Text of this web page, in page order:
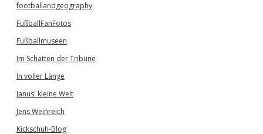
footballandgeography
FußballFanFotos
Fußballmuseen
Im Schatten der Tribüne
In voller Länge
Janus' kleine Welt
Jens Weinreich
Kickschuh-Blog